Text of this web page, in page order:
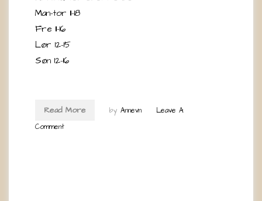
Man-tor 11-18
Fre 11-16
Lør 12-15
Søn 12-16
Read More by Annevn
Leave A
Comment